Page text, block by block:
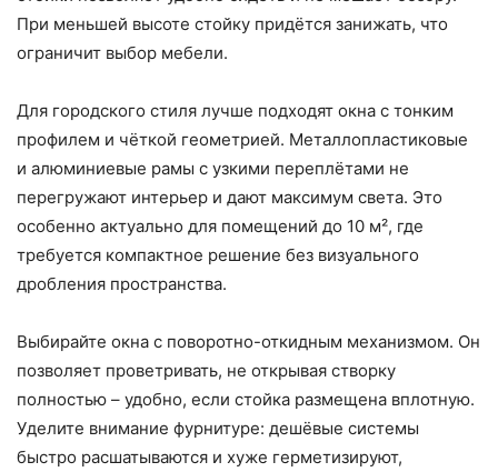
При меньшей высоте стойку придётся занижать, что
ограничит выбор мебели.
Для городского стиля лучше подходят окна с тонким
профилем и чёткой геометрией. Металлопластиковые
и алюминиевые рамы с узкими переплётами не
перегружают интерьер и дают максимум света. Это
особенно актуально для помещений до 10 м², где
требуется компактное решение без визуального
дробления пространства.
Выбирайте окна с поворотно-откидным механизмом. Он
позволяет проветривать, не открывая створку
полностью – удобно, если стойка размещена вплотную.
Уделите внимание фурнитуре: дешёвые системы
быстро расшатываются и хуже герметизируют,